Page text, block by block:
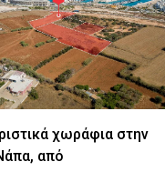
χωράφια στην
από